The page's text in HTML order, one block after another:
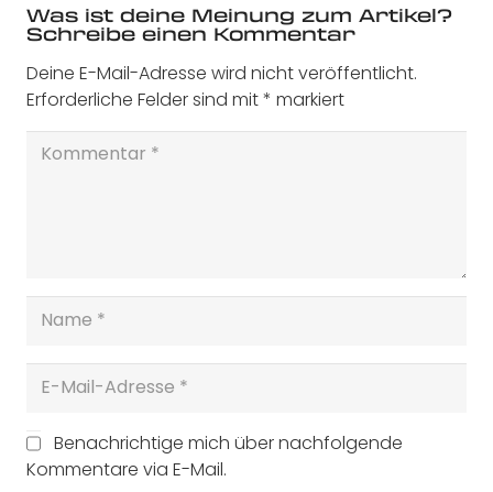
Was ist deine Meinung zum Artikel?
Schreibe einen Kommentar
Deine E-Mail-Adresse wird nicht veröffentlicht.
Erforderliche Felder sind mit* markiert
Benachrichtige mich über nachfolgende
Kommentare via E-Mail.